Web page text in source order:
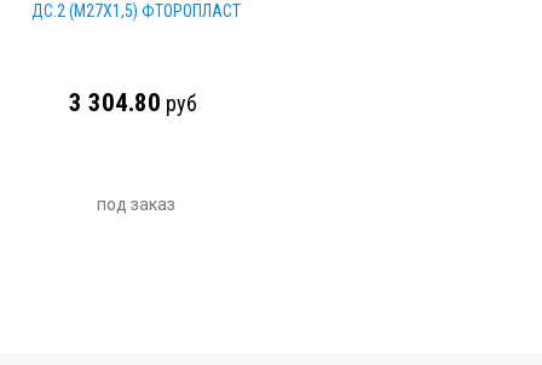
ДС.2 (М27Х1,5) ФТОРОПЛАСТ
3 304.80 руб
под заказ